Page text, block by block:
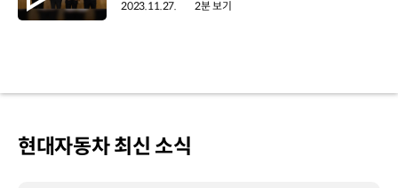
2023.11.27. 2분 보기
현대자동차 최신 소식